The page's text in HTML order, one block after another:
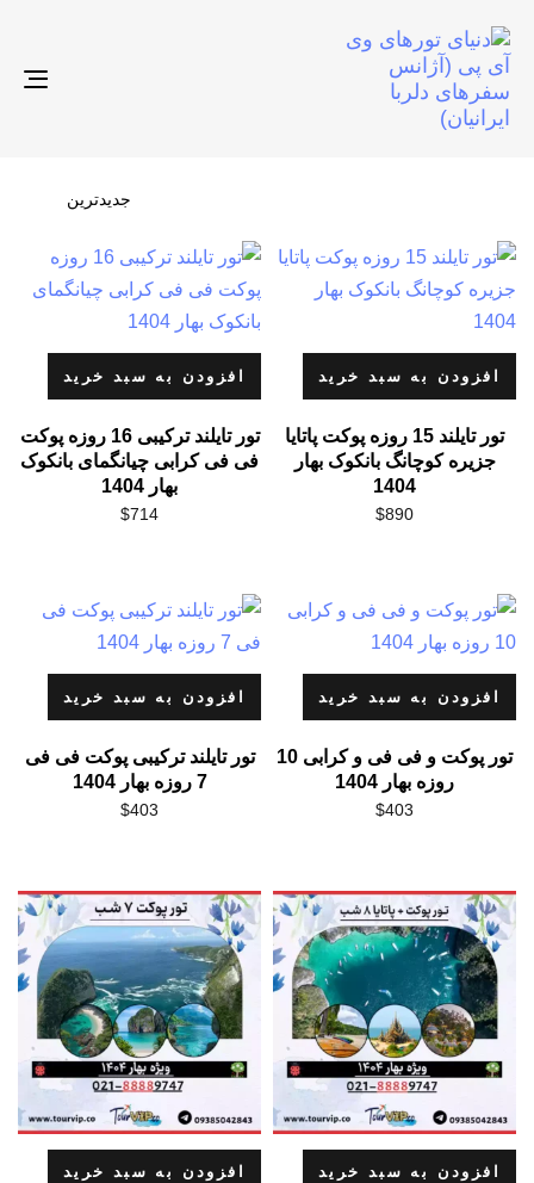
افزودن به سبد خرید
تور تایلند 15 روزه پوکت پاتایا
جزیره کوچانگ بانکوک بهار
1404
$890
افزودن به سبد خرید
تور تایلند ترکیبی 16 روزه پوکت
فی فی کرابی چیانگمای بانکوک
بهار 1404
$714
افزودن به سبد خرید
تور پوکت و فی فی و کرابی 10
روزه بهار 1404
$403
افزودن به سبد خرید
تور تایلند ترکیبی پوکت فی فی
7 روزه بهار 1404
$403
افزودن به سبد خرید افزودن به سبد خرید